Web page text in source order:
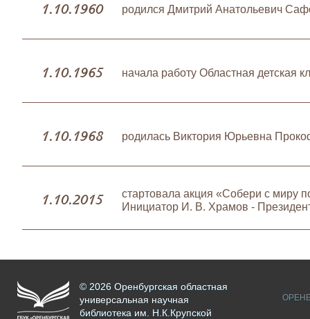
1.10.1960 родился Дмитрий Анатольевич
1.10.1965 начала работу Областная детская
1.10.1968 родилась Виктория Юрьевна
1.10.2015
cтартовала акция «Собери с миру
Инициатор И. В. Храмов -
© 2026 Оренбургская областная
универсальная научная
библиотека им. Н.К.Крупской